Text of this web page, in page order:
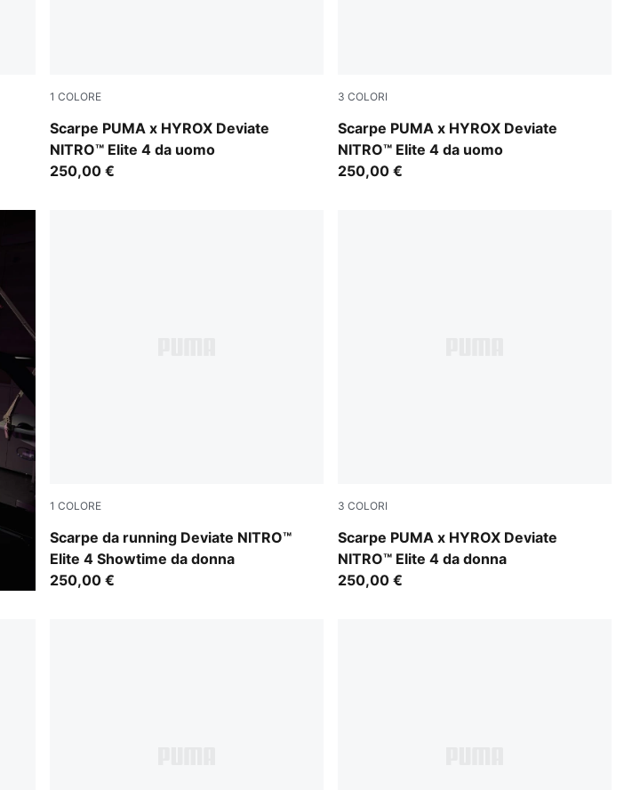
1 COLORE
Scarpe PUMA x HYROX Deviate
NITRO™ Elite 4 da uomo
Pure Pink-Electric Orchid-Deep Plum
250,00 €
3 COLORI
Scarpe PUMA x HYROX Deviate
NITRO™ Elite 4 da uomo
PUMA White-PUMA Black
250,00 €
1 COLORE
Scarpe da running Deviate NITRO™
Elite 4 Showtime da donna
Poison Pink-Yellow Alert-Bright Aqua-Sun Stream
250,00 €
3 COLORI
Scarpe PUMA x HYROX Deviate
NITRO™ Elite 4 da donna
PUMA White-PUMA Black
250,00 €